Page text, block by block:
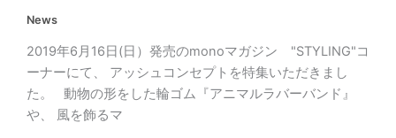
News
2019年6月16日(日）発売のmonoマガジン "STYLING"コ
ーナーにて、 アッシュコンセプトを特集いただきまし
た。 動物の形をした輪ゴム『アニマルラバーバンド』
や、 風を飾るマ